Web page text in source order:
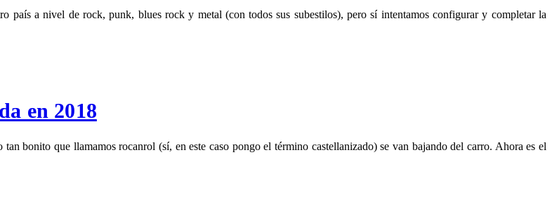
país a nivel de rock, punk, blues rock y metal (con todos sus subestilos), pero sí intentamos configurar y completar la
en 2018
bonito que llamamos rocanrol (sí, en este caso pongo el término castellanizado) se van bajando del carro. Ahora es el